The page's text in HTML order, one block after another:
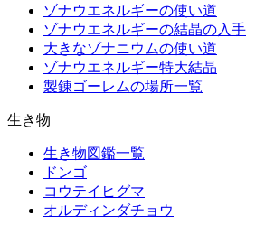
ゾナウエネルギーの使い道
ゾナウエネルギーの結晶の入手
大きなゾナニウムの使い道
ゾナウエネルギー特大結晶
製錬ゴーレムの場所一覧
生き物
生き物図鑑一覧
ドンゴ
コウテイヒグマ
オルディンダチョウ